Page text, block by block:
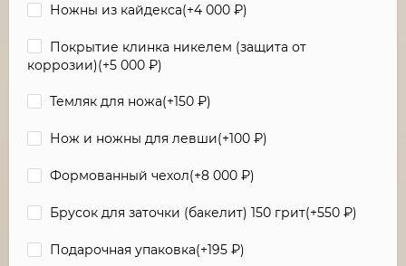
Ножны из кайдекса(+4 000 ₽)
Покрытие клинка никелем (защита от
коррозии)(+5 000 ₽)
Темляк для ножа(+150 ₽)
Нож и ножны для левши(+100 ₽)
Формованный чехол(+8 000 ₽)
Брусок для заточки (бакелит) 150 грит(+550 ₽)
Подарочная упаковка(+195 ₽)